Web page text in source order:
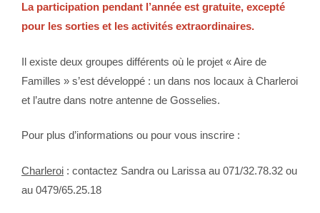
La participation pendant l’année est gratuite, excepté
pour les sorties et les activités extraordinaires.
Il existe deux groupes différents où le projet « Aire de
Familles » s’est développé : un dans nos locaux à Charleroi
et l’autre dans notre antenne de Gosselies.
Pour plus d’informations ou pour vous inscrire :
Charleroi : contactez Sandra ou Larissa au 071/32.78.32 ou
au 0479/65.25.18